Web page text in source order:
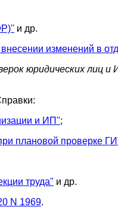
и др.
изменений в
юридических лиц
и ИП";
плановой проверке
труда" и др.
N 1969.